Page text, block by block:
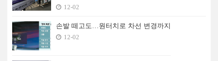
12-02
손발 떼고도…원터치로 차선 변경까지
12-02